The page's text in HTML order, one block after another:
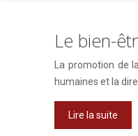
Le bien-
La promotion de
humaines et la
Lire la suite